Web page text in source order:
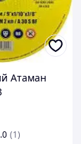
Атаман
(1)